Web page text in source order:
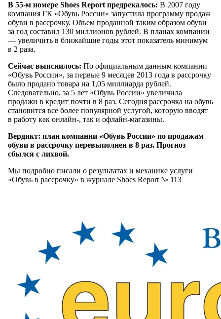
В 55-м номере Shoes Report предрекалось: В 2007 году
компания ГК «Обувь России» запустила программу продаж
обуви в рассрочку. Объем проданной таким образом обуви
за год составил 130 миллионов рублей. В планах компании
— увеличить в ближайшие годы этот показатель минимум
в 2 раза.
Сейчас выяснилось: По официальным данным компании
«Обувь России», за первые 9 месяцев 2013 года в рассрочку
было продано товара на 1,05 миллиарда рублей.
Следовательно, за 5 лет «Обувь России» увеличила
продажи в кредит почти в 8 раз. Сегодня рассрочка на обувь
становится все более популярной услугой, которую вводят
в работу как онлайн-, так и офлайн-магазины.
Вердикт: план компании «Обувь России» по продажам
обуви в рассрочку перевыполнен в 8 раз. Прогноз
сбылся с лихвой.
Мы подробно писали о результатах и механике услуги
«Обувь в рассрочку» в журнале Shoes Report № 113